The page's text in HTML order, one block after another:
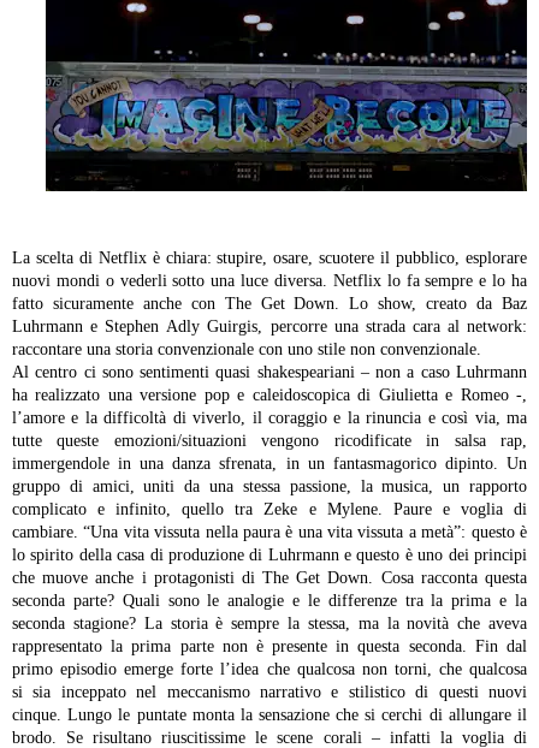
La scelta di Netflix è chiara: stupire, osare, scuotere il pubblico, esplorare
nuovi mondi o vederli sotto una luce diversa. Netflix lo fa sempre e lo ha
fatto sicuramente anche con The Get Down. Lo show, creato da Baz
Luhrmann e Stephen Adly Guirgis, percorre una strada cara al network:
raccontare una storia convenzionale con uno stile non convenzionale.
Al centro ci sono sentimenti quasi shakespeariani – non a caso Luhrmann
ha realizzato una versione pop e caleidoscopica di Giulietta e Romeo -,
l’amore e la difficoltà di viverlo, il coraggio e la rinuncia e così via, ma
tutte queste emozioni/situazioni vengono ricodificate in salsa rap,
immergendole in una danza sfrenata, in un fantasmagorico dipinto.
Un
gruppo di amici, uniti da una stessa passione, la musica, un rapporto
complicato e infinito, quello tra Zeke e Mylene. Paure e voglia di
cambiare. “Una vita vissuta nella paura è una vita vissuta a metà”: questo è
lo spirito della casa di produzione di Luhrmann e questo è uno dei principi
che muove anche i protagonisti di The Get Down. Cosa racconta questa
seconda parte? Quali sono le analogie e le differenze tra la prima e la
seconda stagione? La storia è sempre la stessa, ma la novità che aveva
rappresentato la prima parte non è presente in questa seconda.
Fin dal
primo episodio emerge forte l’idea che qualcosa non torni, che qualcosa
si sia inceppato nel meccanismo narrativo e stilistico di questi nuovi
cinque. Lungo le puntate monta la sensazione che si cerchi di allungare il
brodo.
Se risultano riuscitissime le scene corali – infatti la voglia di